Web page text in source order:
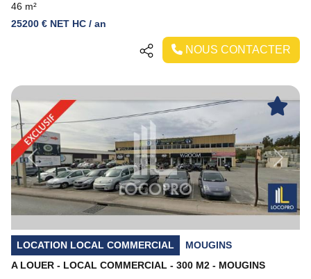
46 m²
25200 € NET HC / an
NOUS CONTACTER
Previous Next
LOCATION LOCAL COMMERCIAL
MOUGINS
A LOUER - LOCAL COMMERCIAL - 300 M2 - MOUGINS